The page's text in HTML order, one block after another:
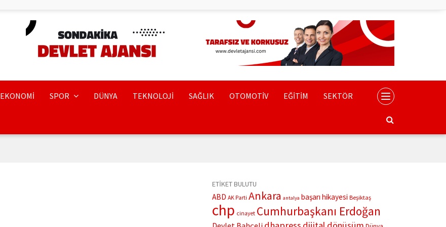
EKONOMİ SPOR DÜNYA TEKNOLOJİ SAĞLIK OTOMOTİV EĞİTİM SEKTÖR
ETİKET BULUTU
ABD AK Parti Ankara antalya başarı hikayesi Beşiktaş
chp cinayet Cumhurbaşkanı Erdoğan